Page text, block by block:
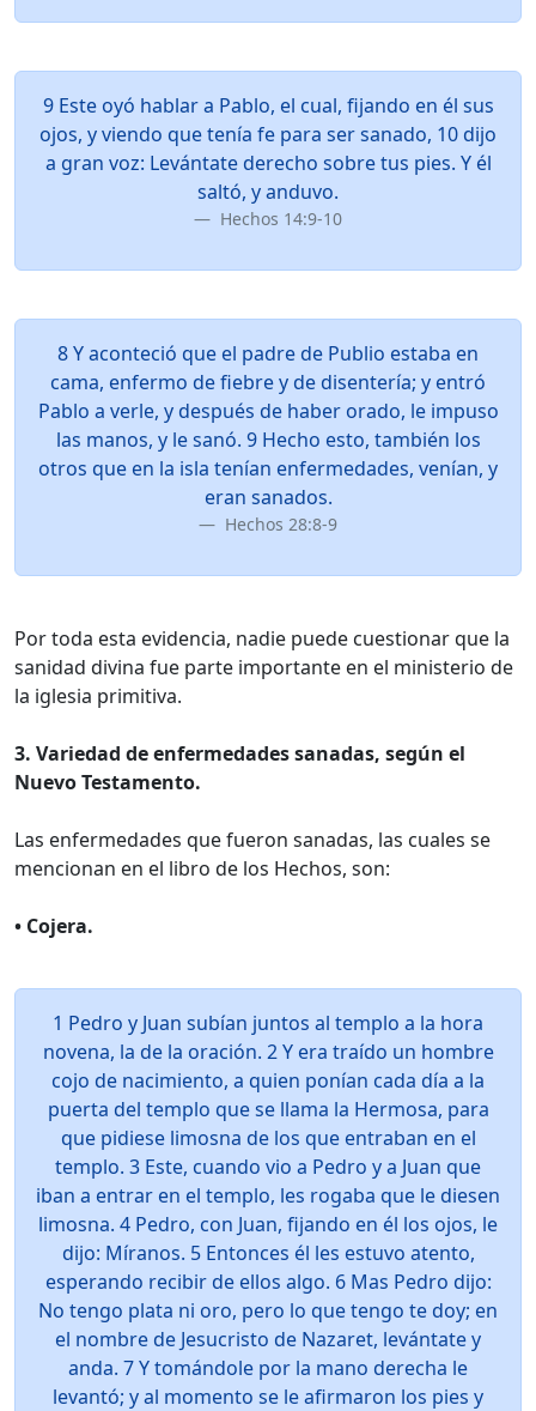
9 Este oyó hablar a Pablo, el cual, fijando en él sus
ojos, y viendo que tenía fe para ser sanado, 10 dijo
a gran voz: Levántate derecho sobre tus pies. Y él
saltó, y anduvo.
Hechos 14:9-10
8 Y aconteció que el padre de Publio estaba en
cama, enfermo de fiebre y de disentería; y entró
Pablo a verle, y después de haber orado, le impuso
las manos, y le sanó. 9 Hecho esto, también los
otros que en la isla tenían enfermedades, venían, y
eran sanados.
Hechos 28:8-9
Por toda esta evidencia, nadie puede cuestionar que la
sanidad divina fue parte importante en el ministerio de
la iglesia primitiva.
3. Variedad de enfermedades sanadas, según el
Nuevo Testamento.
Las enfermedades que fueron sanadas, las cuales se
mencionan en el libro de los Hechos, son:
• Cojera.
1 Pedro y Juan subían juntos al templo a la hora
novena, la de la oración. 2 Y era traído un hombre
cojo de nacimiento, a quien ponían cada día a la
puerta del templo que se llama la Hermosa, para
que pidiese limosna de los que entraban en el
templo. 3 Este, cuando vio a Pedro y a Juan que
iban a entrar en el templo, les rogaba que le diesen
limosna. 4 Pedro, con Juan, fijando en él los ojos, le
dijo: Míranos. 5 Entonces él les estuvo atento,
esperando recibir de ellos algo. 6 Mas Pedro dijo:
No tengo plata ni oro, pero lo que tengo te doy; en
el nombre de Jesucristo de Nazaret, levántate y
anda. 7 Y tomándole por la mano derecha le
levantó; y al momento se le afirmaron los pies y